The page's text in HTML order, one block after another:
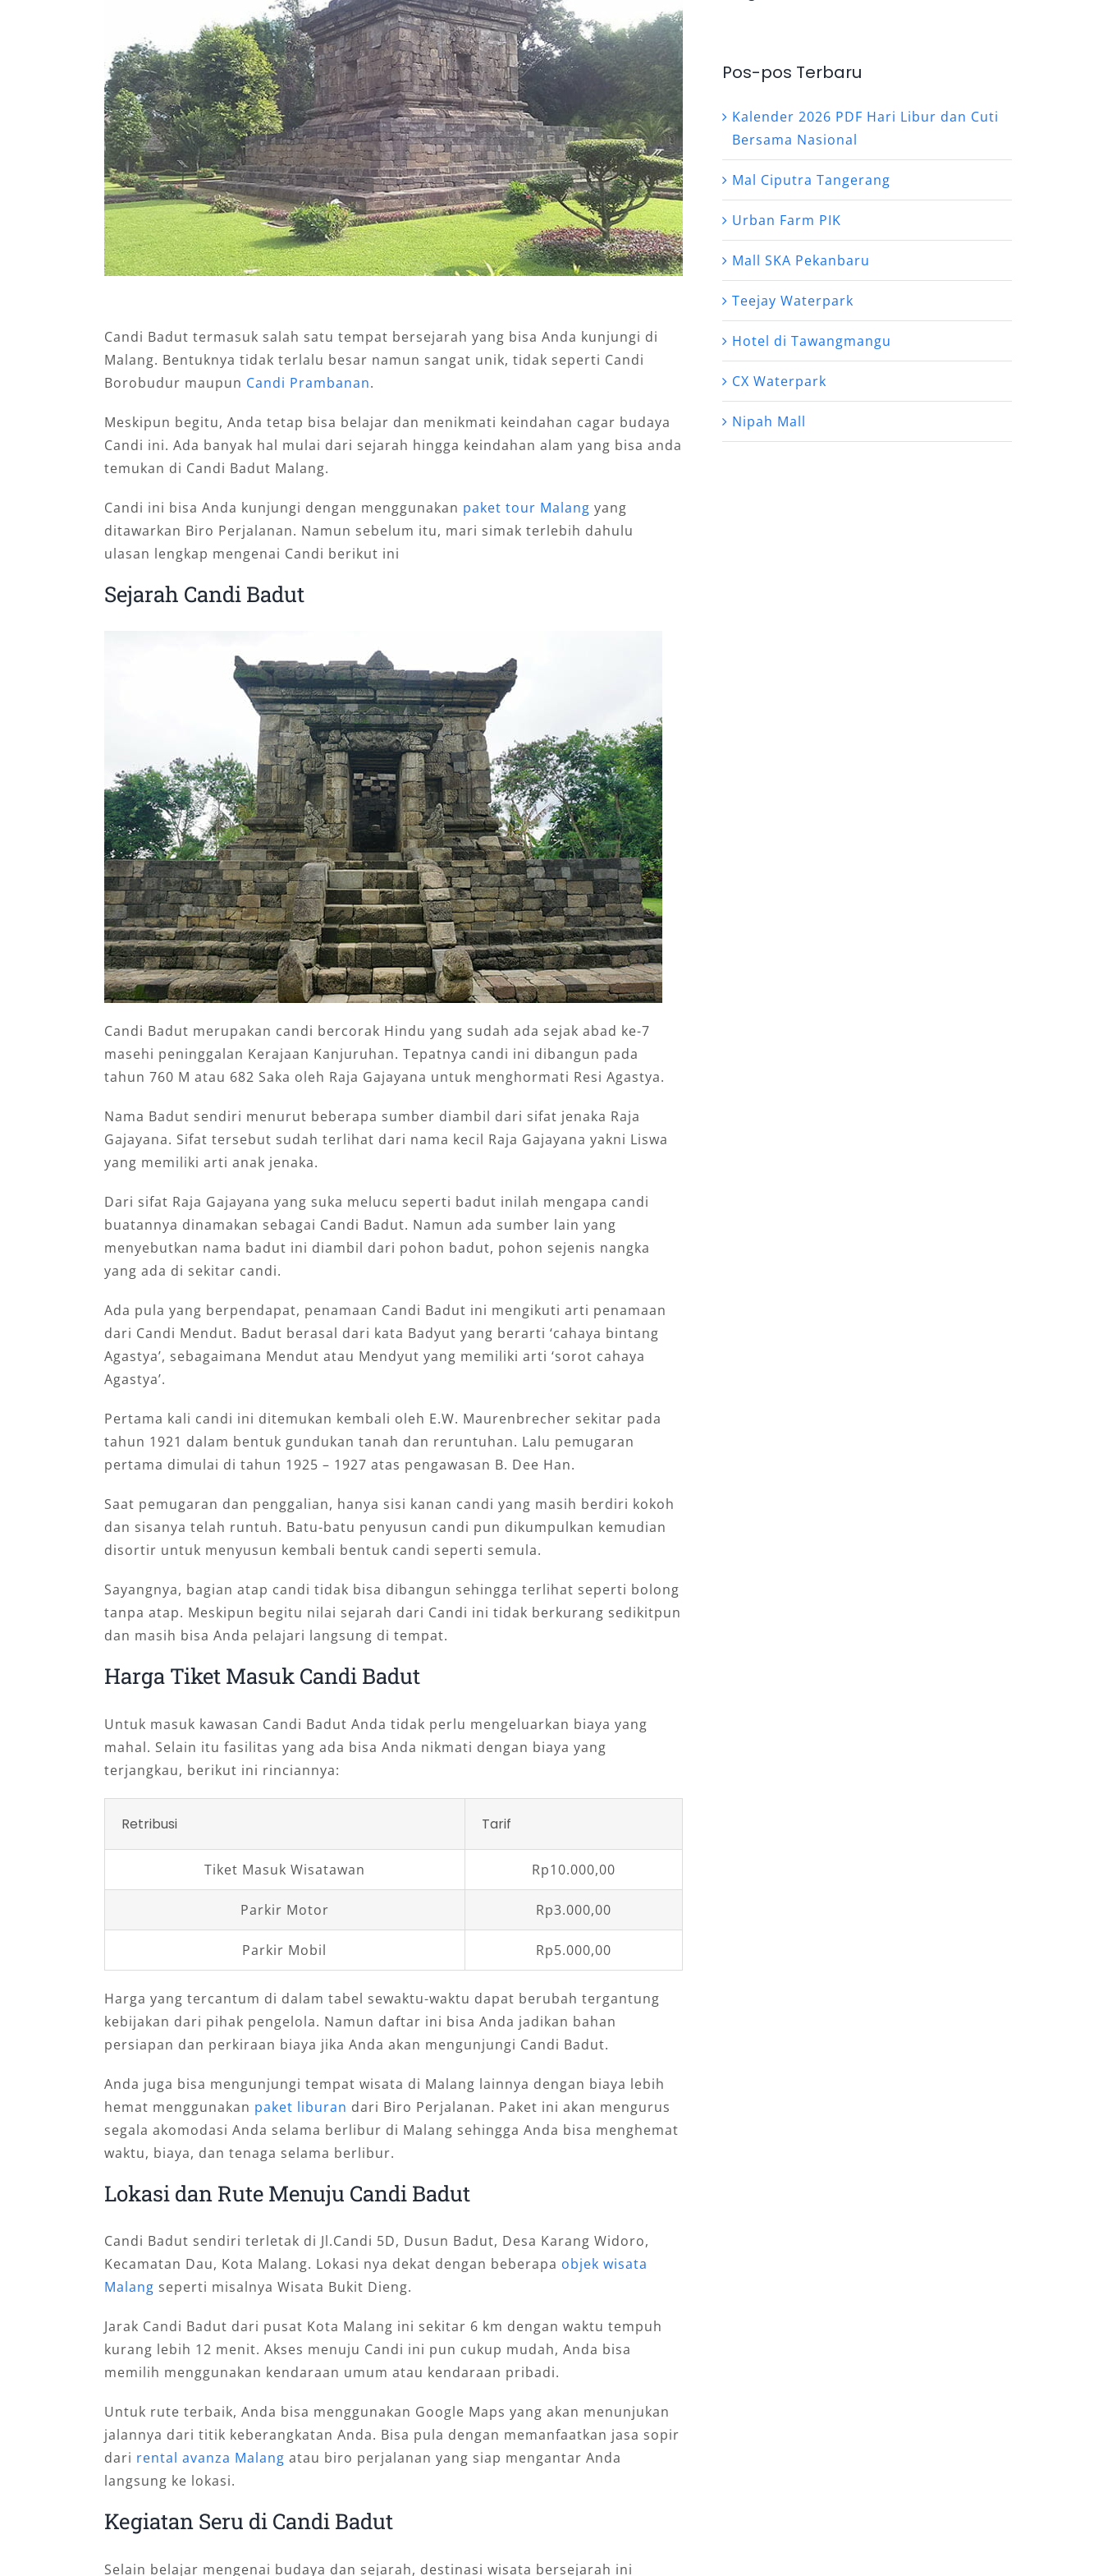
Candi Badut termasuk salah satu tempat bersejarah yang bisa Anda kunjungi di
Malang. Bentuknya tidak terlalu besar namun sangat unik, tidak seperti Candi
Borobudur maupun Candi Prambanan.
Meskipun begitu, Anda tetap bisa belajar dan menikmati keindahan cagar budaya
Candi ini. Ada banyak hal mulai dari sejarah hingga keindahan alam yang bisa anda
temukan di Candi Badut Malang.
Candi ini bisa Anda kunjungi dengan menggunakan paket tour Malang yang
ditawarkan Biro Perjalanan. Namun sebelum itu, mari simak terlebih dahulu
ulasan lengkap mengenai Candi berikut ini
Sejarah Candi Badut
Candi Badut merupakan candi bercorak Hindu yang sudah ada sejak abad ke-7
masehi peninggalan Kerajaan Kanjuruhan. Tepatnya candi ini dibangun pada
tahun 760 M atau 682 Saka oleh Raja Gajayana untuk menghormati Resi Agastya.
Nama Badut sendiri menurut beberapa sumber diambil dari sifat jenaka Raja
Gajayana. Sifat tersebut sudah terlihat dari nama kecil Raja Gajayana yakni Liswa
yang memiliki arti anak jenaka.
Dari sifat Raja Gajayana yang suka melucu seperti badut inilah mengapa candi
buatannya dinamakan sebagai Candi Badut. Namun ada sumber lain yang
menyebutkan nama badut ini diambil dari pohon badut, pohon sejenis nangka
yang ada di sekitar candi.
Ada pula yang berpendapat, penamaan Candi Badut ini mengikuti arti penamaan
dari Candi Mendut. Badut berasal dari kata Badyut yang berarti ‘cahaya bintang
Agastya’, sebagaimana Mendut atau Mendyut yang memiliki arti ‘sorot cahaya
Agastya’.
Pertama kali candi ini ditemukan kembali oleh E.W. Maurenbrecher sekitar pada
tahun 1921 dalam bentuk gundukan tanah dan reruntuhan. Lalu pemugaran
pertama dimulai di tahun 1925 – 1927 atas pengawasan B. Dee Han.
Saat pemugaran dan penggalian, hanya sisi kanan candi yang masih berdiri kokoh
dan sisanya telah runtuh. Batu-batu penyusun candi pun dikumpulkan kemudian
disortir untuk menyusun kembali bentuk candi seperti semula.
Sayangnya, bagian atap candi tidak bisa dibangun sehingga terlihat seperti bolong
tanpa atap. Meskipun begitu nilai sejarah dari Candi ini tidak berkurang sedikitpun
dan masih bisa Anda pelajari langsung di tempat.
Harga Tiket Masuk Candi Badut
Untuk masuk kawasan Candi Badut Anda tidak perlu mengeluarkan biaya yang
mahal. Selain itu fasilitas yang ada bisa Anda nikmati dengan biaya yang
terjangkau, berikut ini rinciannya:
Retribusi Tarif
Tiket Masuk Wisatawan Rp10.000,00
Parkir Motor Rp3.000,00
Parkir Mobil Rp5.000,00
Harga yang tercantum di dalam tabel sewaktu-waktu dapat berubah tergantung
kebijakan dari pihak pengelola. Namun daftar ini bisa Anda jadikan bahan
persiapan dan perkiraan biaya jika Anda akan mengunjungi Candi Badut.
Anda juga bisa mengunjungi tempat wisata di Malang lainnya dengan biaya lebih
hemat menggunakan paket liburan dari Biro Perjalanan. Paket ini akan mengurus
segala akomodasi Anda selama berlibur di Malang sehingga Anda bisa menghemat
waktu, biaya, dan tenaga selama berlibur.
Lokasi dan Rute Menuju Candi Badut
Candi Badut sendiri terletak di Jl.Candi 5D, Dusun Badut, Desa Karang Widoro,
Kecamatan Dau, Kota Malang. Lokasi nya dekat dengan beberapa objek wisata
Malang seperti misalnya Wisata Bukit Dieng.
Jarak Candi Badut dari pusat Kota Malang ini sekitar 6 km dengan waktu tempuh
kurang lebih 12 menit. Akses menuju Candi ini pun cukup mudah, Anda bisa
memilih menggunakan kendaraan umum atau kendaraan pribadi.
Untuk rute terbaik, Anda bisa menggunakan Google Maps yang akan menunjukan
jalannya dari titik keberangkatan Anda. Bisa pula dengan memanfaatkan jasa sopir
dari rental avanza Malang atau biro perjalanan yang siap mengantar Anda
langsung ke lokasi.
Kegiatan Seru di Candi Badut
Selain belajar mengenai budaya dan sejarah, destinasi wisata bersejarah ini
Pos-pos Terbaru
Kalender 2026 PDF Hari Libur dan Cuti
Bersama Nasional
Mal Ciputra Tangerang
Urban Farm PIK
Mall SKA Pekanbaru
Teejay Waterpark
Hotel di Tawangmangu
CX Waterpark
Nipah Mall